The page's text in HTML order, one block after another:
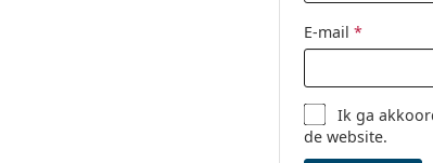
E-mail *
Ik ga
de website.